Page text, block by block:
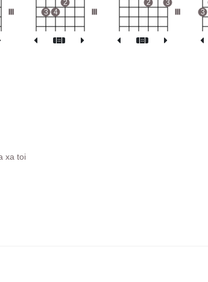
3 4
2 2
3
3
xa toi